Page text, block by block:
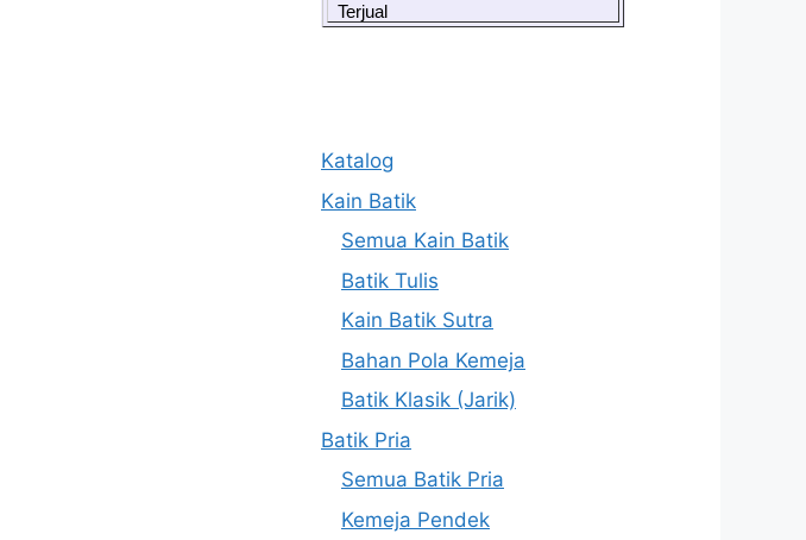
Terjual
Katalog
Kain Batik
Semua Kain Batik
Batik Tulis
Kain Batik Sutra
Bahan Pola Kemeja
Batik Klasik (Jarik)
Batik Pria
Semua Batik Pria
Kemeja Pendek